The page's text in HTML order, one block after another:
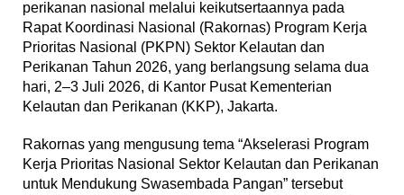
perikanan nasional melalui keikutsertaannya pada
Rapat Koordinasi Nasional (Rakornas) Program Kerja
Prioritas Nasional (PKPN) Sektor Kelautan dan
Perikanan Tahun 2026, yang berlangsung selama dua
hari, 2–3 Juli 2026, di Kantor Pusat Kementerian
Kelautan dan Perikanan (KKP), Jakarta.
Rakornas yang mengusung tema “Akselerasi Program
Kerja Prioritas Nasional Sektor Kelautan dan Perikanan
untuk Mendukung Swasembada Pangan” tersebut